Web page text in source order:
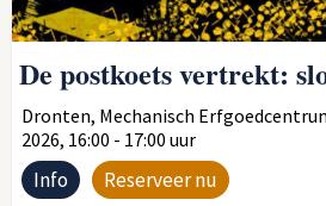
De postkoets vertrekt:
Dronten, Mechanisch
2026, 16:00 - 17:00 uur
Info Reserveer nu